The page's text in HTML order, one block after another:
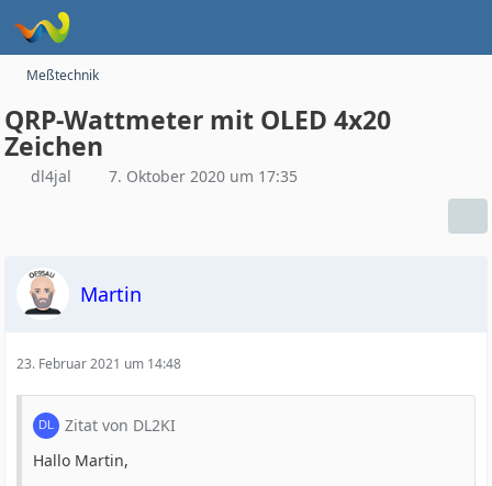
Meßtechnik
QRP-Wattmeter mit OLED 4x20
Zeichen
dl4jal 7. Oktober 2020 um 17:35
Martin
23. Februar 2021 um 14:48
Zitat von DL2KI
Hallo Martin,